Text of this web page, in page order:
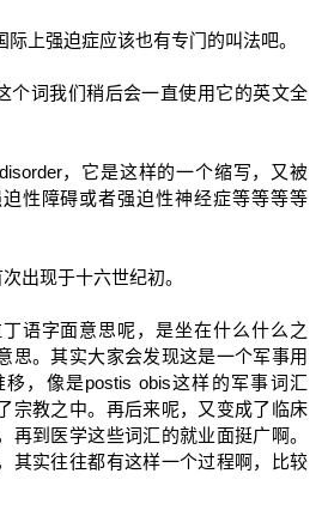
上强迫症应该也有专门的叫法吧。
个词我们稍后会一直使用它的英文全
，它是这样的一个缩写，又被
性障碍或者强迫性神经症等等等等
出现于十六世纪初。
语字面意思呢，是坐在什么什么之
思。其实大家会发现这是一个军事用
，像是postis obis这样的军事词汇
宗教之中。再后来呢，又变成了临床
再到医学这些词汇的就业面挺广啊。
其实往往都有这样一个过程啊，比较